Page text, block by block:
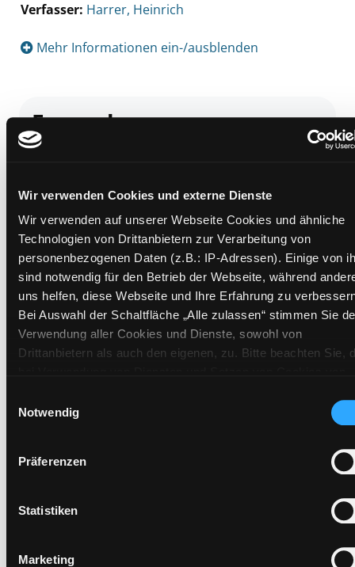
Wir verwenden Cookies und externe Dienste
Wir verwenden auf unserer Webseite Cookies und ähnliche
Technologien von Drittanbietern zur Verarbeitung von
personenbezogenen Daten (z.B.: IP-Adressen). Einige von
sind notwendig für den Betrieb der Webseite, während
uns helfen, diese Webseite und Ihre Erfahrung zu
Bei Auswahl der Schaltfläche „Alle zulassen“ stimmen Sie
Verwendung aller Cookies und Dienste, sowohl von
Drittanbietern als auch den eigenen, zu. Bitte beachten Sie,
(Länder außerhalb des EWR ohne adäquates
Datenschutzniveau) stattfinden kann. In diesem
ausgeschlossen werden. Eine Verarbeitung durch solche
Einwilligung erteilen („Auswahl erlauben“) oder auf die
Schaltfläche „Alle zulassen“ klicken. Unter dem Punkt
von Cookies und ähnlichen Technologien. Selbstverständlich
Notwendig
Präferenzen
Statistiken
Marketing
Verfasser: Suche nach diesem Verfasser
Harrer, Heinrich
Mehr Informationen ein-/ausblenden
Exemplare
Standort 2:Ausleihe
Status:Verfügbar
Vorbestellungen:0
Mediengruppe:
Sachbuch
Frist:
Barcode:0101BU37981
Standort 3:
Hotline (Mo-Fr 9 bis 17 Uhr): 0316 872-